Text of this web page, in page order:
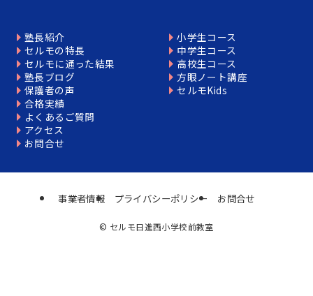
塾長紹介
セルモの特長
セルモに通った結果
塾長ブログ
保護者の声
合格実績
小学生コース
中学生コース
高校生コース
方眼ノート講座
セルモKids
よくあるご質問
アクセス
お問合せ
事業者情報 プライバシーポリシー お問合せ
© セルモ日進西小学校前教室